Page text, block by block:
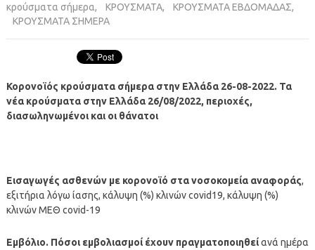
κρούσματα σήμερα, ΚΡΟΥΣΜΑΤΑ, ΚΡΟΥΣΜΑΤΑ ΕΒΔΟΜΑΔΑΣ,
ΚΡΟΥΣΜΑΤΑ ΣΗΜΕΡΑ
Κορονοϊός κρούσματα σήμερα στην Ελλάδα 26-08-2022. Τα
νέα κρούσματα στην Ελλάδα 26/08/2022, περιοχές,
διασωληνωμένοι και οι θάνατοι
Εισαγωγές ασθενών με κορονοϊό στα νοσοκομεία αναφοράς,
εξιτήρια λόγω ίασης, κάλυψη (%) κλινών covid19, κάλυψη (%)
κλινών ΜΕΘ covid-19
Εμβόλιο. Πόσοι εμβολιασμοί έχουν πραγματοποιηθείανά ημέρα